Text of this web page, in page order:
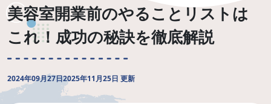
美容室開業前のやることリストは
これ！成功の秘訣を徹底解説
2024年09月27日2025年11月25日 更新